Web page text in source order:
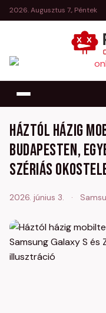
2026. Augusztus 7., Péntek
Háztól házig
Budapesten,
szériás
2026. június 3. ·